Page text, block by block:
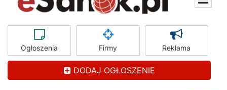
Ogłoszenia Firmy Reklama
DODAJ OGŁOSZENIE